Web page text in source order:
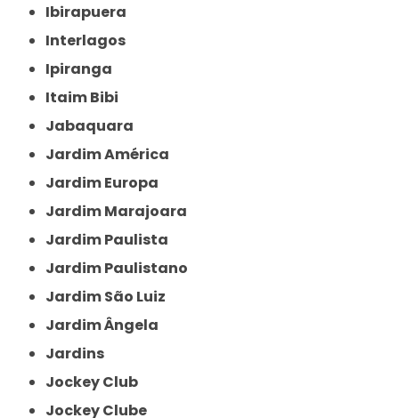
Ibirapuera
Interlagos
Ipiranga
Itaim Bibi
Jabaquara
Jardim América
Jardim Europa
Jardim Marajoara
Jardim Paulista
Jardim Paulistano
Jardim São Luiz
Jardim Ângela
Jardins
Jockey Club
Jockey Clube